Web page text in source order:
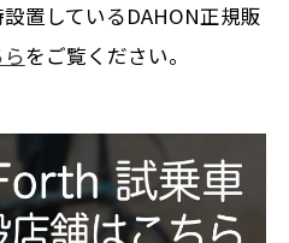
置しているDAHON正規販
をご覧ください。